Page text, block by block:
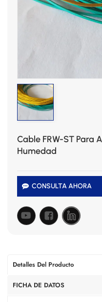
Cable FRW-ST Para
Humedad
CONSULTA AHORA
Detalles Del Producto
FICHA DE DATOS